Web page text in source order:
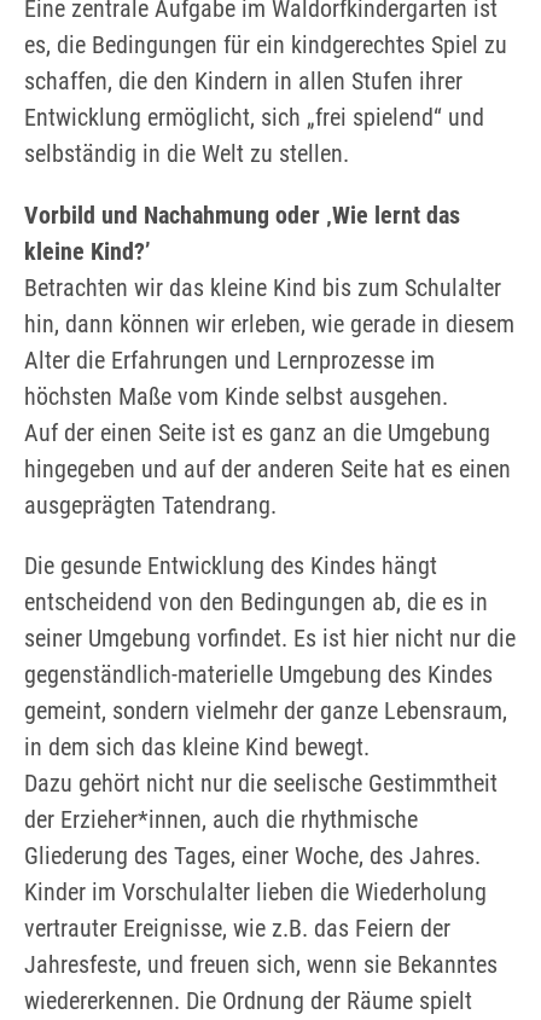
Eine zentrale Aufgabe im Waldorfkindergarten ist
es, die Bedingungen für ein kindgerechtes Spiel zu
schaffen, die den Kindern in allen Stufen ihrer
Entwicklung ermöglicht, sich „frei spielend“ und
selbständig in die Welt zu stellen.
Vorbild und Nachahmung oder ‚Wie lernt das
kleine Kind?’
Betrachten wir das kleine Kind bis zum Schulalter
hin, dann können wir erleben, wie gerade in diesem
Alter die Erfahrungen und Lernprozesse im
höchsten Maße vom Kinde selbst ausgehen.
Auf der einen Seite ist es ganz an die Umgebung
hingegeben und auf der anderen Seite hat es einen
ausgeprägten Tatendrang.
Die gesunde Entwicklung des Kindes hängt
entscheidend von den Bedingungen ab, die es in
seiner Umgebung vorfindet. Es ist hier nicht nur die
gegenständlich-materielle Umgebung des Kindes
gemeint, sondern vielmehr der ganze Lebensraum,
in dem sich das kleine Kind bewegt.
Dazu gehört nicht nur die seelische Gestimmtheit
der Erzieher*innen, auch die rhythmische
Gliederung des Tages, einer Woche, des Jahres.
Kinder im Vorschulalter lieben die Wiederholung
vertrauter Ereignisse, wie z.B. das Feiern der
Jahresfeste, und freuen sich, wenn sie Bekanntes
wiedererkennen. Die Ordnung der Räume spielt